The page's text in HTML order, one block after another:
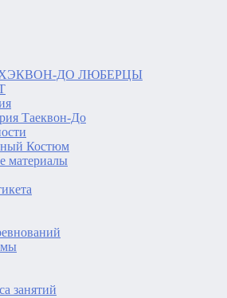
ДО ЛЮБЕРЦЫ
Таеквон-До
Костюм
материалы
занятий